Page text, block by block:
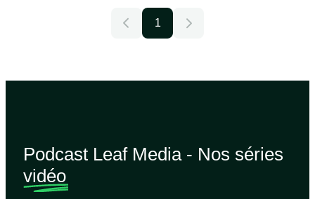
1
Podcast Leaf Media - Nos séries
vidéo